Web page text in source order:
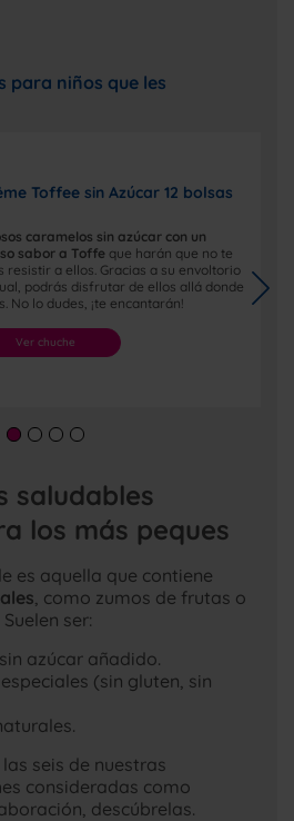
para niños que les
Toffee sin Azúcar 12 bolsas
caramelos sin azúcar con un
sabor a Toffe que harán que no te
resistir a ellos. Gracias a su envoltorio
podrás disfrutar de ellos allá donde
No lo dudes, ¡te encantarán!
Ver chuche
saludables
los más peques
es aquella que contiene
, como zumos de frutas o
ser:
azúcar añadido.
(sin gluten, sin
seis de nuestras
consideradas como
descúbrelas.